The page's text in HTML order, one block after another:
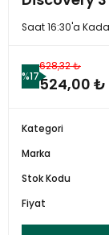
Saat 16:30'a
%17
628,32 ₺
524,00 ₺
Kategori
Marka
Stok Kodu
Fiyat